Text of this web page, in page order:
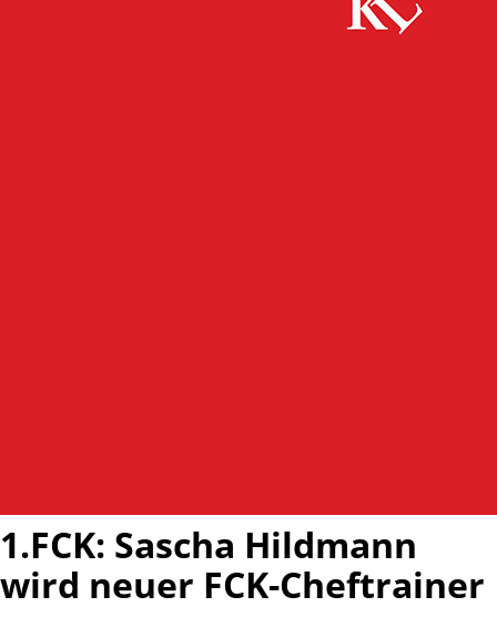
1.FCK: Sascha Hildmann
wird neuer FCK-Cheftrainer